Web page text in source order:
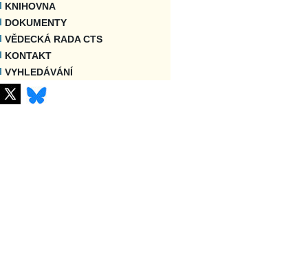
KNIHOVNA
DOKUMENTY
VĚDECKÁ RADA CTS
KONTAKT
VYHLEDÁVÁNÍ